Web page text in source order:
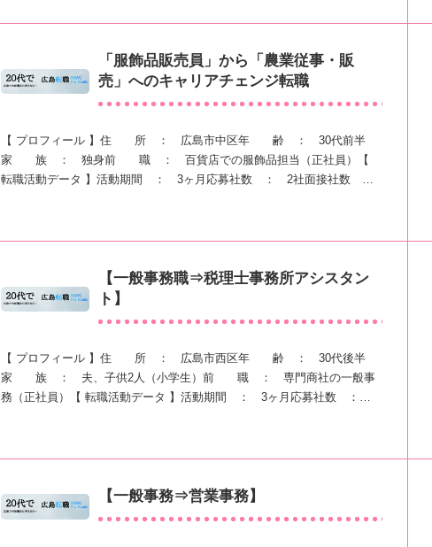
「服飾品販売員」から「農業従事・販
売」へのキャリアチェンジ転職
【 プロフィール 】住 所 ： 広島市中区年 齢 ： 30代前半
家 族 ： 独身前 職 ： 百貨店での服飾品担当（正社員）【
転職活動データ 】活動期間 ： 3ヶ月応募社数 ： 2社面接社数 …
【一般事務職⇒税理士事務所アシスタン
ト】
【 プロフィール 】住 所 ： 広島市西区年 齢 ： 30代後半
家 族 ： 夫、子供2人（小学生）前 職 ： 専門商社の一般事
務（正社員）【 転職活動データ 】活動期間 ： 3ヶ月応募社数 ：…
【一般事務⇒営業事務】